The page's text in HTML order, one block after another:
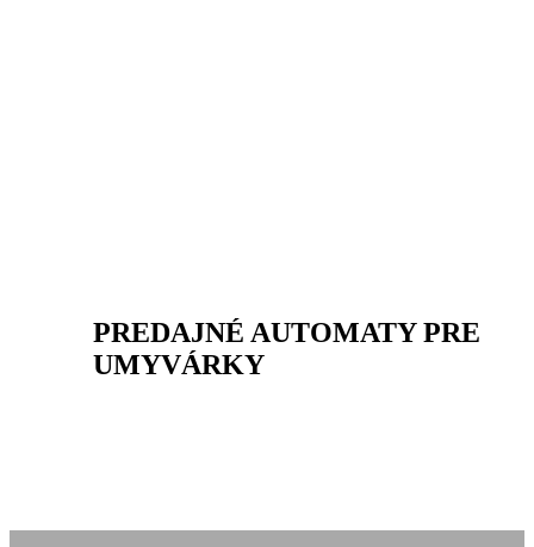
PREDAJNÉ AUTOMATY PRE
UMYVÁRKY